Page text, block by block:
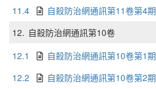
11.4
自殺防治網通訊第11卷第4期
12. 自殺防治網通訊第10卷
12.1
自殺防治網通訊第10卷第1期
12.2
自殺防治網通訊第10卷第2期